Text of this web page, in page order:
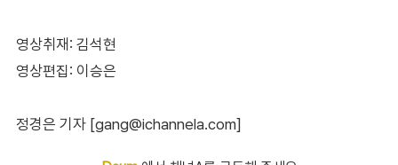
영상취재: 김석현
영상편집: 이승은
정경은 기자 [gang@ichannela.com]